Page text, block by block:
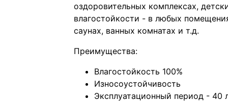
оздоровительных комплексах,
влагостойкости - в любых
саунах, ванных комнатах и т.д.
Преимущества:
Влагостойкость 100%
Износоустойчивость
Эксплуатационный период - 40